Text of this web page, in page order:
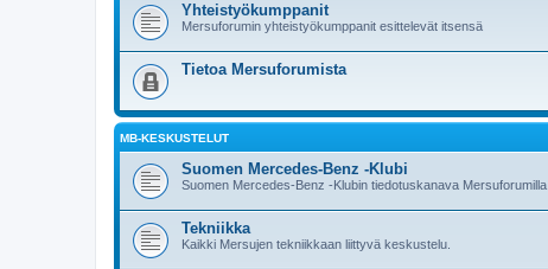
Yhteistyökumppanit
Mersuforumin yhteistyökumppanit esittelevät itsensä
Tietoa Mersuforumista
MB-KESKUSTELUT
Suomen Mercedes-Benz -Klubi
Suomen Mercedes-Benz -Klubin tiedotuskanava Mersuforumilla.
Tekniikka
Kaikki Mersujen tekniikkaan liittyvä keskustelu.